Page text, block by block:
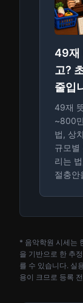
49재
고?
줄입
49재
~800
법, 상
규모별
리는
절충안
* 음악학원 시세는
을 기반으로 한 추
를 수 있습니다. 실
용이 크므로 등록